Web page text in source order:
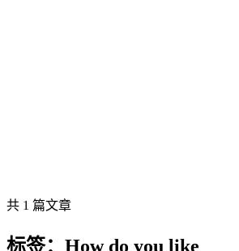
共 1 篇文章
标签：How do you like